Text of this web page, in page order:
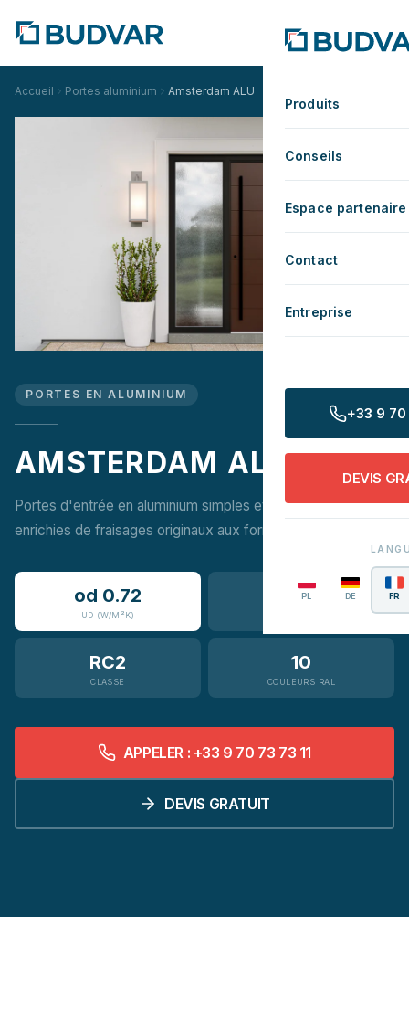
Produits
Conseils
Espace partenaire
Contact
Entreprise
+33 9 70
DEVIS
PL DE FR
Accueil Portes aluminium Amsterdam ALU
PORTES EN ALUMINIUM
AMSTERDAM ALU
Portes d'entrée en aluminium simples et minimalistes,
enrichies de fraisages originaux aux formes géométriques.
od 0.72
UD (W/M²K)
65–95
RC2
CLASSE
10
COULEURS RAL
APPELER : +33 9 70 73 73 11
DEVIS GRATUIT